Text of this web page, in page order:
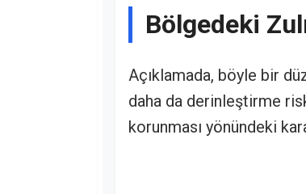
Bölgedeki
Açıklamada, böyle bir
daha da derinleştirme
korunması yönündeki